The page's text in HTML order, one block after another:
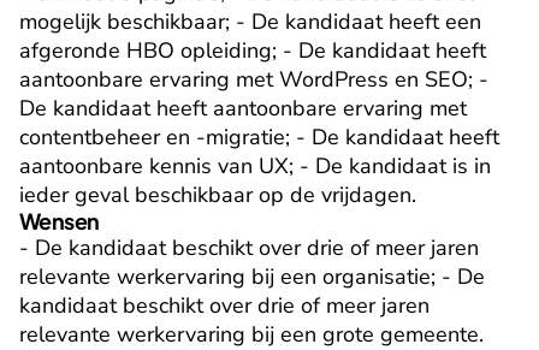
mogelijk beschikbaar; - De kandidaat heeft een
afgeronde HBO opleiding; - De kandidaat heeft
aantoonbare ervaring met WordPress en SEO; -
De kandidaat heeft aantoonbare ervaring met
contentbeheer en -migratie; - De kandidaat heeft
aantoonbare kennis van UX; - De kandidaat is in
ieder geval beschikbaar op de vrijdagen.
Wensen
- De kandidaat beschikt over drie of meer jaren
relevante werkervaring bij een organisatie; - De
kandidaat beschikt over drie of meer jaren
relevante werkervaring bij een grote gemeente.